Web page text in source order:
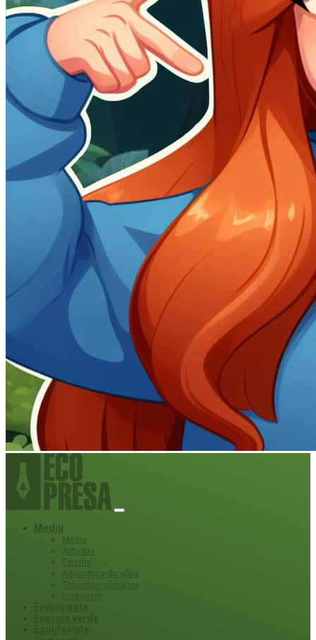
Mediu
Mediu
Atitudini
Externe
Agricultura durabila
Schimbari climatice
Ecoturism